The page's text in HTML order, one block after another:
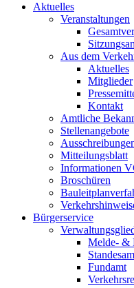
Aktuelles
Veranstaltungen
Aus dem
Aktuelles
Mitglieder
Kontakt
Amtliche
Stellenangebote
Mitteilungsblatt
Informationen
Broschüren
Bürgerservice
Melde- &
Fundamt